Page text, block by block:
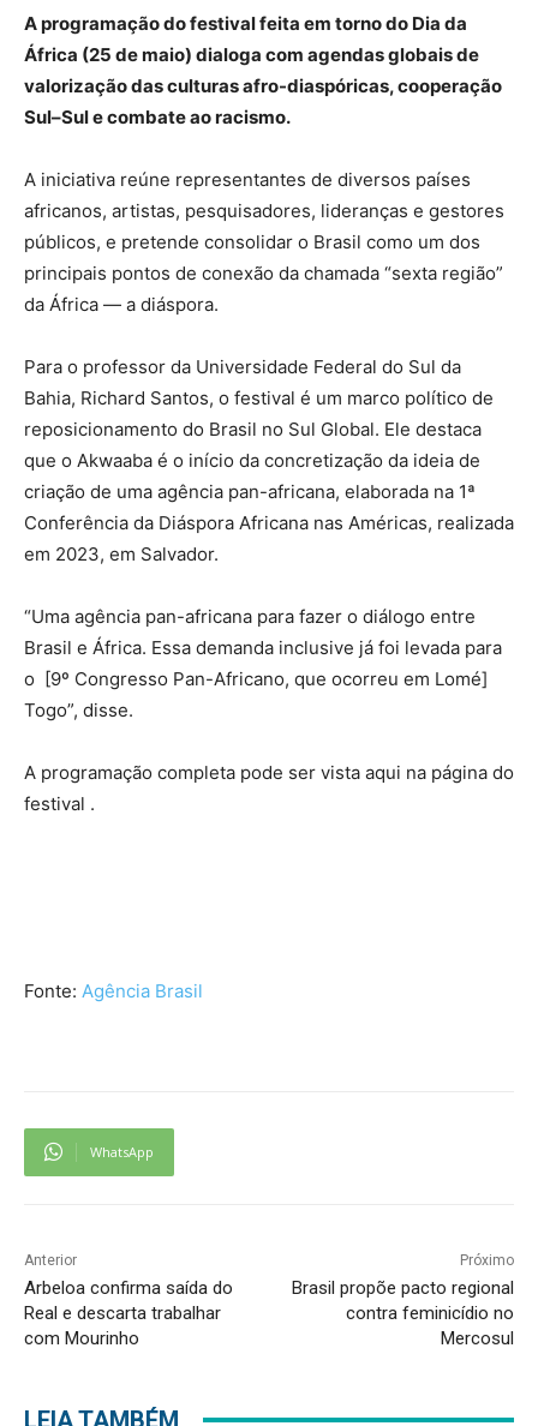
A programação do festival feita em torno do Dia da
África (25 de maio) dialoga com agendas globais de
valorização das culturas afro-diaspóricas, cooperação
Sul–Sul e combate ao racismo.
A iniciativa reúne representantes de diversos países
africanos, artistas, pesquisadores, lideranças e gestores
públicos, e pretende consolidar o Brasil como um dos
principais pontos de conexão da chamada “sexta região”
da África — a diáspora.
Para o professor da Universidade Federal do Sul da
Bahia, Richard Santos, o festival é um marco político de
reposicionamento do Brasil no Sul Global. Ele destaca
que o Akwaaba é o início da concretização da ideia de
criação de uma agência pan-africana, elaborada na 1ª
Conferência da Diáspora Africana nas Américas, realizada
em 2023, em Salvador.
“Uma agência pan-africana para fazer o diálogo entre
Brasil e África. Essa demanda inclusive já foi levada para
o [9º Congresso Pan-Africano, que ocorreu em Lomé]
Togo”, disse.
A programação completa pode ser vista aqui na página do
festival .
Fonte: Agência Brasil
WhatsApp
Anterior
Arbeloa confirma saída do
Real e descarta trabalhar
com Mourinho
Próximo
Brasil propõe pacto regional
contra feminicídio no
Mercosul
LEIA TAMBÉM